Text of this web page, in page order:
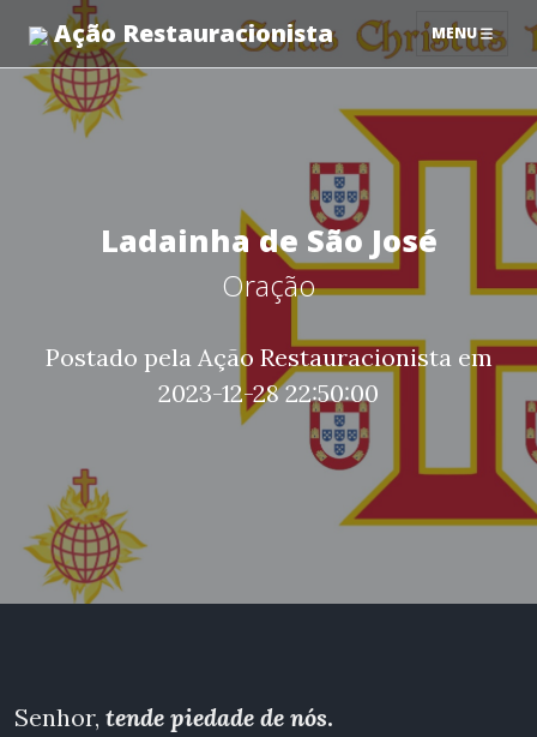
Ação Restauracionista MENU
Ladainha de São José
Oração
Postado pela Ação Restauracionista em
2023-12-28 22:50:00
Senhor, tende piedade de nós.